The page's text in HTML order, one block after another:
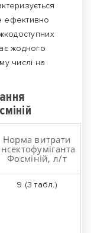
ефективно
жодного
числі на
Норма витрати
Фосміній, л/т
9 (3 табл.)